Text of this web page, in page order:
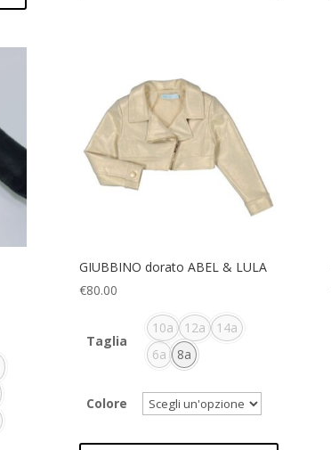
GIUBBINO dorato ABEL & LULA
€80.00
Taglia
10a 12a
14a
6a
8a
Colore